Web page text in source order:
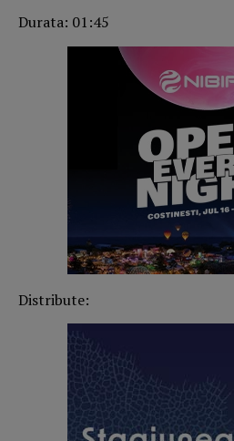
Durata: 01:45
Distribute: